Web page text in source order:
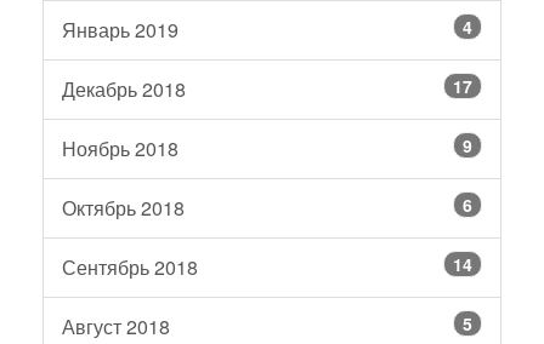
Январь 2019 4
Декабрь 2018 17
Ноябрь 2018 9
Октябрь 2018 6
Сентябрь 2018 14
Август 2018 5